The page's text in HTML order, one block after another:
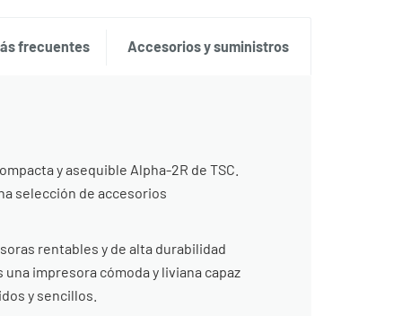
frecuentes Accesorios y suministros
y asequible Alpha-2R de TSC.
selección de accesorios
rentables y de alta durabilidad
impresora cómoda y liviana capaz
y sencillos.